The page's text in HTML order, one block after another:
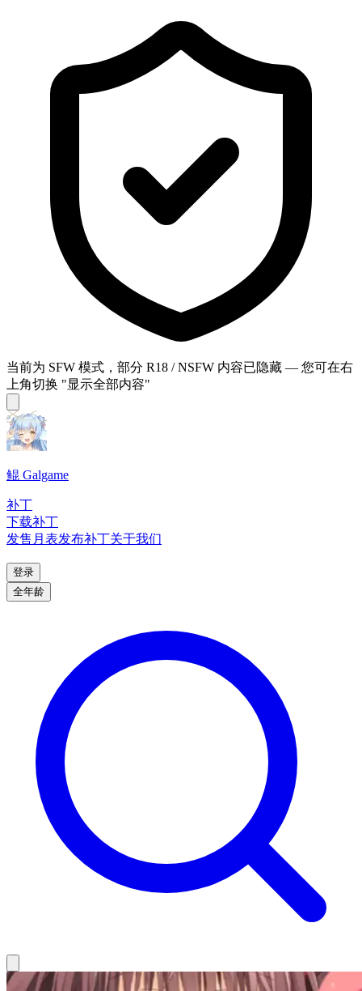
当前为 SFW 模式，部分 R18 / NSFW 内容已隐藏 — 您可在右
上角切换 "显示全部内容"
鲲 Galgame
补丁
下载补丁
发售月表发布补丁关于我们
登录
全年龄